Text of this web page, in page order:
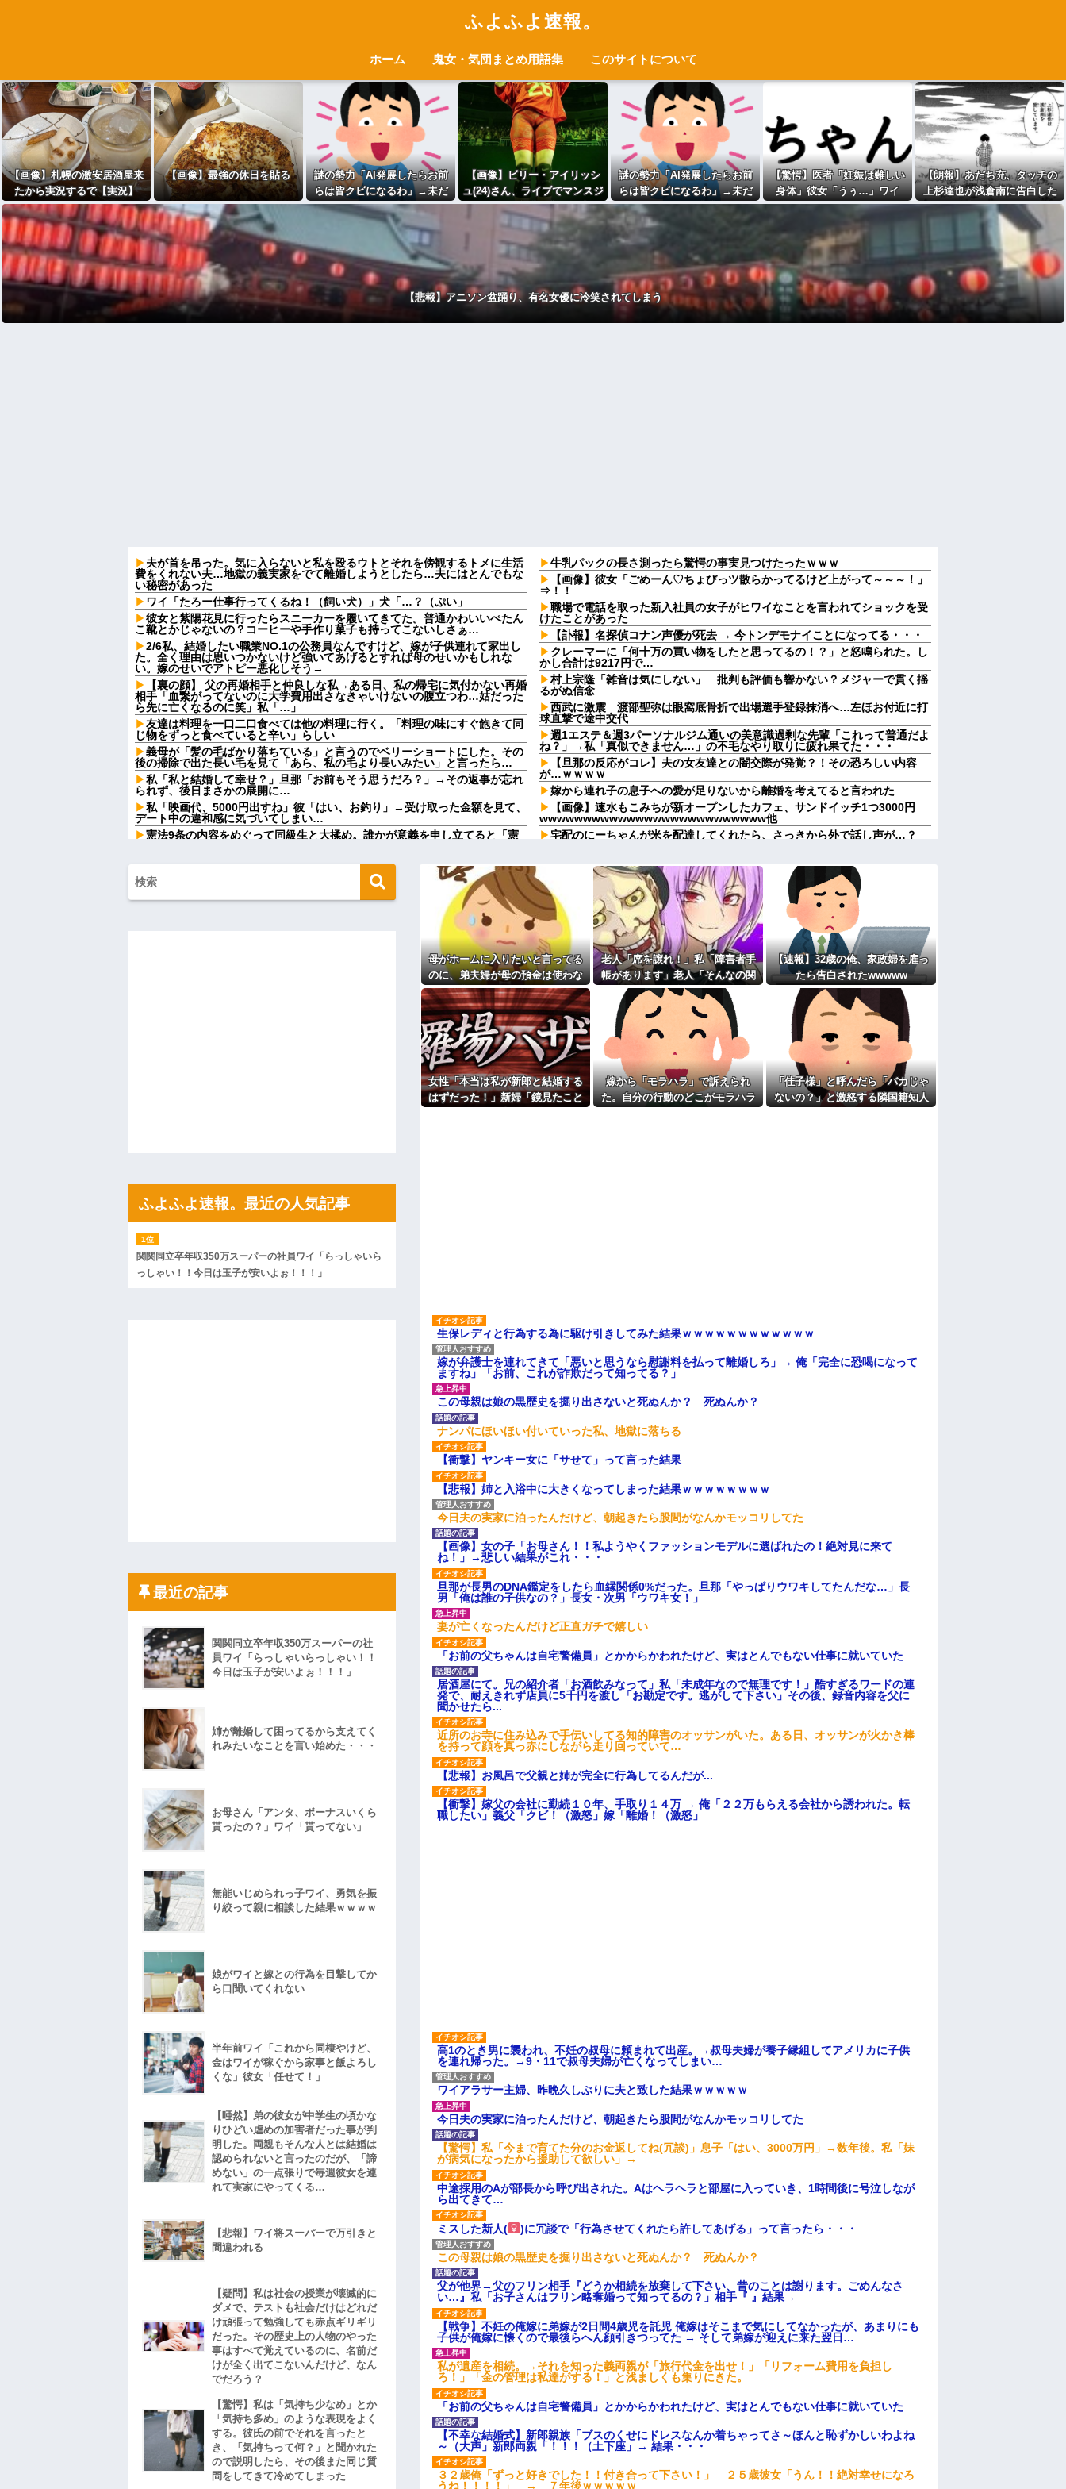
ふよふよ速報。
ホーム 鬼女・気団まとめ用語集 このサイトについて
【画像】札幌の激安居酒屋来
たから実況するで【実況】
【画像】最強の休日を貼る
謎の勢力「AI発展したらお前
らは皆クビになるわ」→未だ
かつてAIのせいで失業したG民
が0人の理由
【画像】ビリー・アイリッシ
ュ(24)さん、ライブでマンスジ
が見える衣装を着て炎上
謎の勢力「AI発展したらお前
らは皆クビになるわ」→未だ
かつてAIのせいで失業したG民
が0人の理由
【驚愕】医者「妊娠は難しい
身体」彼女「うぅ…」ワイ
「（やった！）」→wwww
【朗報】あだち充、タッチの
上杉達也が浅倉南に告白した
シーンを完全再現ｗｗｗｗｗ
【悲報】アニソン盆踊り、有名女優に冷笑されてしまう
夫が首を吊った。気に入らないと私を殴るウトとそれを傍観するトメに生活
費をくれない夫…地獄の義実家をでて離婚しようとしたら…夫にはとんでもな
い秘密があった
ワイ「たろー仕事行ってくるね！（飼い犬）」犬「…？（ぷい」
彼女と紫陽花見に行ったらスニーカーを履いてきてた。普通かわいいぺたん
こ靴とかじゃないの？コーヒーや手作り菓子も持ってこないしさぁ…
2/6私、結婚したい職業NO.1の公務員なんですけど、嫁が子供連れて家出し
た。全く理由は思いつかないけど強いてあげるとすれば母のせいかもしれな
い。嫁のせいでアトピー悪化しそう→
【裏の顔】 父の再婚相手と仲良しな私→ある日、私の帰宅に気付かない再婚
相手「血繋がってないのに大学費用出さなきゃいけないの腹立つわ…姑だった
ら先に亡くなるのに笑」私「…」
友達は料理を一口二口食べては他の料理に行く。「料理の味にすぐ飽きて同
じ物をずっと食べていると辛い」らしい
義母が「髪の毛ばかり落ちている」と言うのでベリーショートにした。その
後の掃除で出た長い毛を見て「あら、私の毛より長いみたい」と言ったら…
私「私と結婚して幸せ？」旦那「お前もそう思うだろ？」→その返事が忘れ
られず、後日まさかの展開に…
私「映画代、5000円出すね」彼「はい、お釣り」→受け取った金額を見て、
デート中の違和感に気づいてしまい…
憲法9条の内容をめぐって同級生と大揉め。誰かが意義を申し立てると「憲
【しまった…】 コトメに追い出されたトメと二世帯住宅を建て、「２F(夫婦
のエリア)には絶対に上がらない」という約束をしたが、早速破って2Fに上
が...
ATMで俺が暗証番号を入力し終わった瞬間に、後ろに並んでいた外国人風の
女がこちらに荷物をばらまきやがった。俺（うっぜぇ。引き落としキャンセ
チー牛「デブの事豚丼って呼ぼうぜ！」←これが流行らなかった理由
【悲報】「美人すぎる県警本部長」失職ｗｗｗｗｗｗｗｗｗ
【衝撃】葬儀屋「火葬プランはどうなさいますか？」ワイ喪主「直葬で(即
【朗報】寺田心、週6ジム通いで体重62kg→82kgにwwwwwwww
【画像】このLINEでなんで女が怒ってるのか分かんない奴はモテない奴確定
妹と差をつけて育てられた。妹「家も土地も、財産はすべて私が継ぐ。相続
は放棄して」母「うんうん」私「わかった」 → 数年後、復讐のチャンスが
ハードオフに売っていた4万4000円のフィギュアがヤバすぎるｗｗｗｗｗｗ
後続車にクラクションを鳴らされ彼氏が逆切れ。「何クラクション鳴らして
んだ！降りてこいよ！」と怒鳴りだし...
【衝撃】報酬100万円超の治験募集がこちらｗｗｗｗｗ(※画像あり)
ｗｗｗｗｗｗｗｗｗｗ
【愕然】白のクラウン俺氏、高速道路左車線を制限速度で走った結果
wwwwwwwwwwww
牛乳パックの長さ測ったら驚愕の事実見つけたったｗｗｗ
【画像】彼女「ごめーん♡ちょびっツ散らかってるけど上がって～～～！」
⇒！！
職場で電話を取った新入社員の女子がヒワイなことを言われてショックを受
けたことがあった
【訃報】名探偵コナン声優が死去 → 今トンデモナイことになってる・・・
クレーマーに「何十万の買い物をしたと思ってるの！？」と怒鳴られた。し
かし合計は9217円で…
村上宗隆「雑音は気にしない」 批判も評価も響かない？メジャーで貫く揺
るがぬ信念
西武に激震 渡部聖弥は眼窩底骨折で出場選手登録抹消へ…左ほお付近に打
球直撃で途中交代
週1エステ＆週3パーソナルジム通いの美意識過剰な先輩「これって普通だよ
ね？」→私「真似できません…」の不毛なやり取りに疲れ果てた・・・
【旦那の反応がコレ】夫の女友達との闇交際が発覚？！その恐ろしい内容
が…ｗｗｗｗ
嫁から連れ子の息子への愛が足りないから離婚を考えてると言われた
【画像】速水もこみちが新オープンしたカフェ、サンドイッチ1つ3000円
wwwwwwwwwwwwwwwwwwwwwwwwww他
宅配のにーちゃんが米を配達してくれたら、さっきから外で話し声が…？
なんなのよ！！！すごいわ掃除！！！！
【ネット史】「鏡の中のアクトレス事件」夫は正しかったのに、なぜ喧嘩は
終わらなかったのか
【胸糞】「食に執着がない」自称するクチャラー義母の汚い食べ方に限界
クソ男「専業主婦は昼間寝てられていいよなぁ。俺なんか忙しくて寝る暇ね
ーもん。どうせ暇でしょ？俺のＤＶＤコピっといてよ」
【驚愕】養育費を払い続けた結果…元妻の裏切りが判明！！！その理由がこ
れｗｗｗｗ
職場で電話を取った新入社員の女子がヒワイなことを言われてショックを受
けたことがあった
既婚女性が夫に夕飯も用意せず週２で遊びに行くって多いかな？遅くても21
時には帰宅してるんだけど
主な税金の成り立ちを調べてみたよ
母がホームに入りたいと言ってる
のに、弟夫婦が母の預金は使わな
いでと言ってきた。我が弟ながら
情けなくて溜息が出る
老人「席を譲れ！」私「障害者手
帳があります」老人「そんなの関
係ない！」→暴言を浴びせられた
直後、周囲が動き出して…
【速報】32歳の俺、家政婦を雇っ
たら告白されたwwwww
女性「本当は私が新郎と結婚する
はずだった！」新婦「鏡見たこと
嫁から「モラハラ」で訴えられ
た。自分の行動のどこがモラハラ
「佳子様」と呼んだら「バカじゃ
ないの？」と激怒する隣国籍知人
生保レディと行為する為に駆け引きしてみた結果ｗｗｗｗｗｗｗｗｗｗｗｗ
嫁が弁護士を連れてきて「悪いと思うなら慰謝料を払って離婚しろ」→ 俺「完全に恐喝になって
ますね」「お前、これが詐欺だって知ってる？」
この母親は娘の黒歴史を掘り出さないと死ぬんか？ 死ぬんか？
ナンパにほいほい付いていった私、地獄に落ちる
【衝撃】ヤンキー女に「サせて」って言った結果
【悲報】姉と入浴中に大きくなってしまった結果ｗｗｗｗｗｗｗｗ
今日夫の実家に泊ったんだけど、朝起きたら股間がなんかモッコリしてた
【画像】女の子「お母さん！！私ようやくファッションモデルに選ばれたの！絶対見に来て
ね！」→悲しい結果がこれ・・・
旦那が長男のDNA鑑定をしたら血縁関係0%だった。旦那「やっぱりウワキしてたんだな…」長
男「俺は誰の子供なの？」長女・次男「ウワキ女！」
妻が亡くなったんだけど正直ガチで嬉しい
「お前の父ちゃんは自宅警備員」とかからかわれたけど、実はとんでもない仕事に就いていた
居酒屋にて。兄の紹介者「お酒飲みなって」私「未成年なので無理です！」酷すぎるワードの連
発で、耐えきれず店員に5千円を渡し「お勘定です。逃がして下さい」その後、録音内容を父に
聞かせたら...
近所のお寺に住み込みで手伝いしてる知的障害のオッサンがいた。ある日、オッサンが火かき棒
を持って顔を真っ赤にしながら走り回っていて…
【悲報】お風呂で父親と姉が完全に行為してるんだが...
【衝撃】嫁父の会社に勤続１０年、手取り１４万 → 俺「２２万もらえる会社から誘われた。転
職したい」義父「クビ！（激怒」嫁「離婚！（激怒」
高1のとき男に襲われ、不妊の叔母に頼まれて出産。→叔母夫婦が養子縁組してアメリカに子供
を連れ帰った。→9・11で叔母夫婦が亡くなってしまい…
ワイアラサー主婦、昨晩久しぶりに夫と致した結果ｗｗｗｗｗ
今日夫の実家に泊ったんだけど、朝起きたら股間がなんかモッコリしてた
【驚愕】私「今まで育てた分のお金返してね(冗談)」息子「はい、3000万円」→数年後。私「妹
が病気になったから援助して欲しい」→
中途採用のAが部長から呼び出された。Aはヘラヘラと部屋に入っていき、1時間後に号泣しなが
ら出てきて…
ミスした新人( )に冗談で「行為させてくれたら許してあげる」って言ったら・・・
この母親は娘の黒歴史を掘り出さないと死ぬんか？ 死ぬんか？
父が他界→父のフリン相手『どうか相続を放棄して下さい、昔のことは謝ります。ごめんなさ
い…』私「お子さんはフリン略奪婚って知ってるの？」相手『 』結果→
【戦争】不妊の俺嫁に弟嫁が2日間4歳児を託児 俺嫁はそこまで気にしてなかったが、あまりにも
子供が俺嫁に懐くので最後らへん顔引きつってた → そして弟嫁が迎えに来た翌日…
私が遺産を相続。→それを知った義両親が「旅行代金を出せ！」「リフォーム費用を負担し
ろ！」「金の管理は私達がする！」と浅ましくも集りにきた。
「お前の父ちゃんは自宅警備員」とかからかわれたけど、実はとんでもない仕事に就いていた
【不幸な結婚式】新郎親族「ブスのくせにドレスなんか着ちゃってさ～ほんと恥ずかしいわよね
～（大声」新郎両親「！！！（土下座」→ 結果・・・
３２歳俺「ずっと好きでした！！付き合って下さい！」 ２５歳彼女「うん！！絶対幸せになろ
うね！！！！」 → ７年後ｗｗｗｗｗ
ふよふよ速報。最近の人気記事
関関同立卒年収350万スーパーの社員ワイ「らっしゃいら
っしゃい！！今日は玉子が安いよぉ！！！」
最近の記事
関関同立卒年収350万スーパーの社
員ワイ「らっしゃいらっしゃい！！
今日は玉子が安いよぉ！！！」
姉が離婚して困ってるから支えてく
れみたいなことを言い始めた・・・
お母さん「アンタ、ボーナスいくら
貰ったの？」ワイ「貰ってない」
無能いじめられっ子ワイ、勇気を振
り絞って親に相談した結果ｗｗｗｗ
娘がワイと嫁との行為を目撃してか
ら口聞いてくれない
半年前ワイ「これから同棲やけど、
金はワイが稼ぐから家事と飯よろし
くな」彼女「任せて！」
【唖然】弟の彼女が中学生の頃かな
りひどい虐めの加害者だった事が判
明した。両親もそんな人とは結婚は
認められないと言ったのだが、「諦
めない」の一点張りで毎週彼女を連
れて実家にやってくる…
【悲報】ワイ将スーパーで万引きと
間違われる
【疑問】私は社会の授業が壊滅的に
ダメで、テストも社会だけはどれだ
け頑張って勉強しても赤点ギリギリ
だった。その歴史上の人物のやった
事はすべて覚えているのに、名前だ
けが全く出てこないんだけど、なん
でだろう？
【驚愕】私は「気持ち少なめ」とか
「気持ち多め」のような表現をよく
する。彼氏の前でそれを言ったと
き、「気持ちって何？」と聞かれた
ので説明したら、その後また同じ質
問をしてきて冷めてしまった